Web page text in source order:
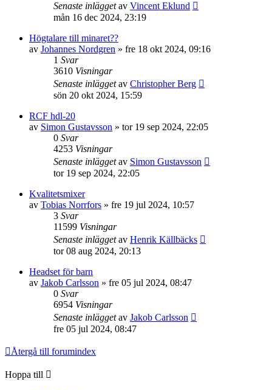
Senaste inläggetav Vincent Eklund
mån 16 dec 2024, 23:19
Högtalare till minaret??
av Johannes Nordgren » fre 18 okt 2024, 09:16
1 Svar
3610 Visningar
Senaste inläggetav Christopher Berg
sön 20 okt 2024, 15:59
RCF hdl-20
av Simon Gustavsson » tor 19 sep 2024, 22:05
0 Svar
4253 Visningar
Senaste inläggetav Simon Gustavsson
tor 19 sep 2024, 22:05
Kvalitetsmixer
av Tobias Norrfors » fre 19 jul 2024, 10:57
3 Svar
11599 Visningar
Senaste inläggetav Henrik Källbäcks
tor 08 aug 2024, 20:13
Headset för barn
av Jakob Carlsson » fre 05 jul 2024, 08:47
0 Svar
6954 Visningar
Senaste inläggetav Jakob Carlsson
fre 05 jul 2024, 08:47
Återgå till forumindex
Hoppa till